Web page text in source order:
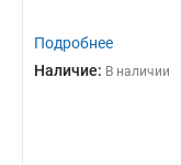
Подробнее
Наличие: В наличии